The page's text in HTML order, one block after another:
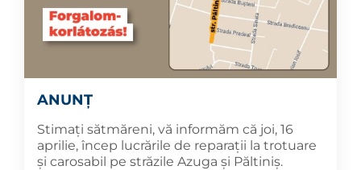
ANUNȚ
Stimați sătmăreni, vă informăm că joi, 16
aprilie, încep lucrările de reparații la trotuare
și carosabil pe străzile Azuga și Păltiniș.